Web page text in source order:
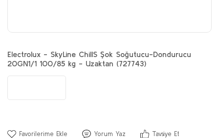
Electrolux - SkyLine ChillS Şok Soğutucu-Dondurucu
20GN1/1 100/85 kg - Uzaktan (727743)
Yorum Yaz Tavsiye Et